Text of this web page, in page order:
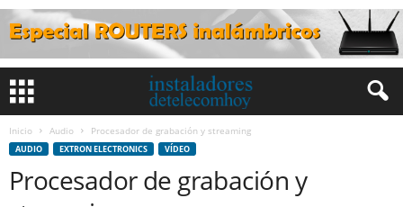
Inicio Audio Procesador de grabación y streaming
AUDIO EXTRON ELECTRONICS VÍDEO
Procesador de grabación y